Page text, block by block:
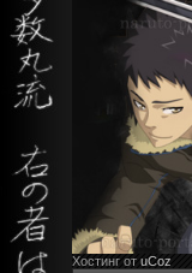
Хостинг от uCoz